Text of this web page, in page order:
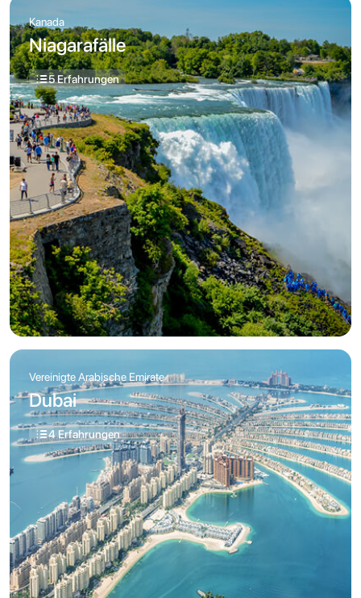
Kanada
Niagarafälle
5 Erfahrungen
Vereinigte Arabische Emirate
Dubai
4 Erfahrungen